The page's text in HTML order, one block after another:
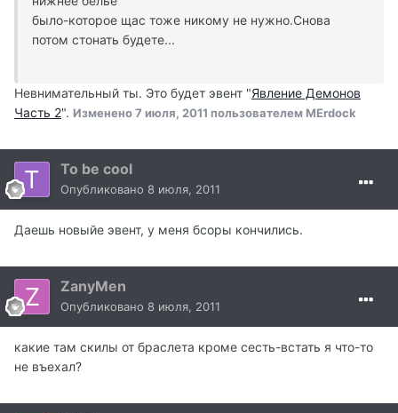
было-которое щас тоже никому не нужно.Снова
потом стонать будете...
Невнимательный ты. Это будет эвент "Явление Демонов
Часть 2". Изменено7 июля, 2011 пользователем MErdock
To be cool
Опубликовано 8 июля, 2011
Даешь новыйе эвент, у меня бсоры кончились.
ZanyMen
Опубликовано 8 июля, 2011
какие там скилы от браслета кроме сесть-встать я что-то
не въехал?